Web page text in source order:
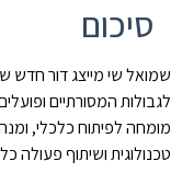
סיכום
שמואל שי מייצג דור חדש
לגבולות המסורתיים
מומחה לפיתוח כלכלי,
טכנולוגית ושיתוף פעולה